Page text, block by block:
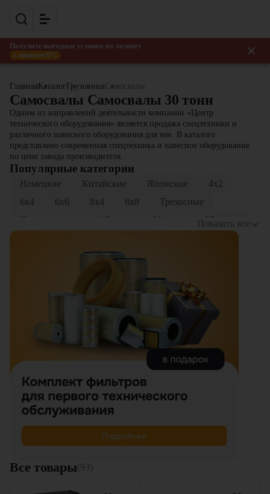
Получите выгодные условия по лизингу
с авансом 0%
Главная Каталог ГрузовикиСамосвалы
Самосвалы Самосвалы 30 тонн
Одним из направлений деятельности компании «Центр
технического оборудования» является продажа спецтехники и
различного навесного оборудования для нее. В каталоге
представлено современная спецтехника и навесное оборудование
по цене завода производителя.
Популярные категории
Немецкие Китайские Японские
4x2
6x4
6x6 8x4 8x8
Трехосные
Четырехосные
15 тонн 20 тонн
25 тонн
Показать все
Все товары(93)